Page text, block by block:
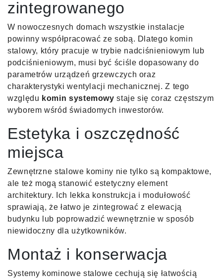
zintegrowanego
W nowoczesnych domach wszystkie instalacje
powinny współpracować ze sobą. Dlatego komin
stalowy, który pracuje w trybie nadciśnieniowym lub
podciśnieniowym, musi być ściśle dopasowany do
parametrów urządzeń grzewczych oraz
charakterystyki wentylacji mechanicznej. Z tego
względu komin systemowy staje się coraz częstszym
wyborem wśród świadomych inwestorów.
Estetyka i oszczędność
miejsca
Zewnętrzne stalowe kominy nie tylko są kompaktowe,
ale też mogą stanowić estetyczny element
architektury. Ich lekka konstrukcja i modułowość
sprawiają, że łatwo je zintegrować z elewacją
budynku lub poprowadzić wewnętrznie w sposób
niewidoczny dla użytkowników.
Montaż i konserwacja
Systemy kominowe stalowe cechują się łatwością